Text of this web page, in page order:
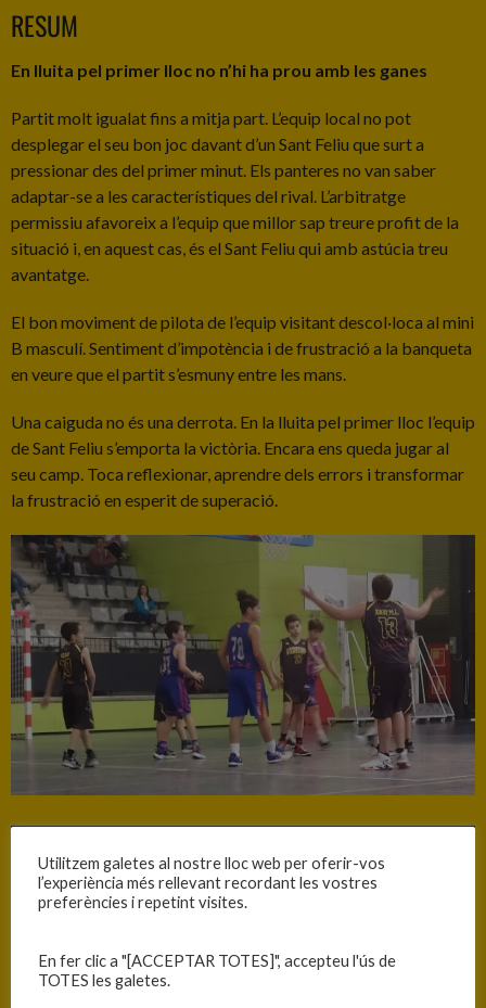
RESUM
En lluita pel primer lloc no n’hi ha prou amb les ganes
Partit molt igualat fins a mitja part. L’equip local no pot
desplegar el seu bon joc davant d’un Sant Feliu que surt a
pressionar des del primer minut. Els panteres no van saber
adaptar-se a les característiques del rival. L’arbitratge
permissiu afavoreix a l’equip que millor sap treure profit de la
situació i, en aquest cas, és el Sant Feliu qui amb astúcia treu
avantatge.
El bon moviment de pilota de l’equip visitant descol·loca al mini
B masculí. Sentiment d’impotència i de frustració a la banqueta
en veure que el partit s’esmuny entre les mans.
Una caiguda no és una derrota. En la lluita pel primer lloc l’equip
de Sant Feliu s’emporta la victòria. Encara ens queda jugar al
seu camp. Toca reflexionar, aprendre dels errors i transformar
la frustració en esperit de superació.
Data Hora Competició
1a. Fase – Grup 5
Utilitzem galetes al nostre lloc web per oferir-vos
l’experiència més rellevant recordant les vostres
preferències i repetint visites.
En fer clic a "[ACCEPTAR TOTES]", accepteu l'ús de
TOTES les galetes.